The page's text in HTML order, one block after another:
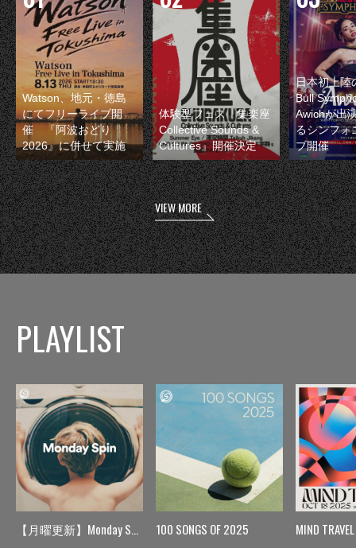
Watson、地元・徳島
にてフリーライブ開
催 『阿波おどり
2026』に併せて実施
体験型フェス『集楽座
Collective Sounds &
Cultures』開催決定
日本初上陸
Bull
Awichが出
るシンフォ
ブ開催
VIEW MORE
PLAYLIST
【月曜更新】Monday Spin 100 SONGS OF 2025 MIND TRAVEL